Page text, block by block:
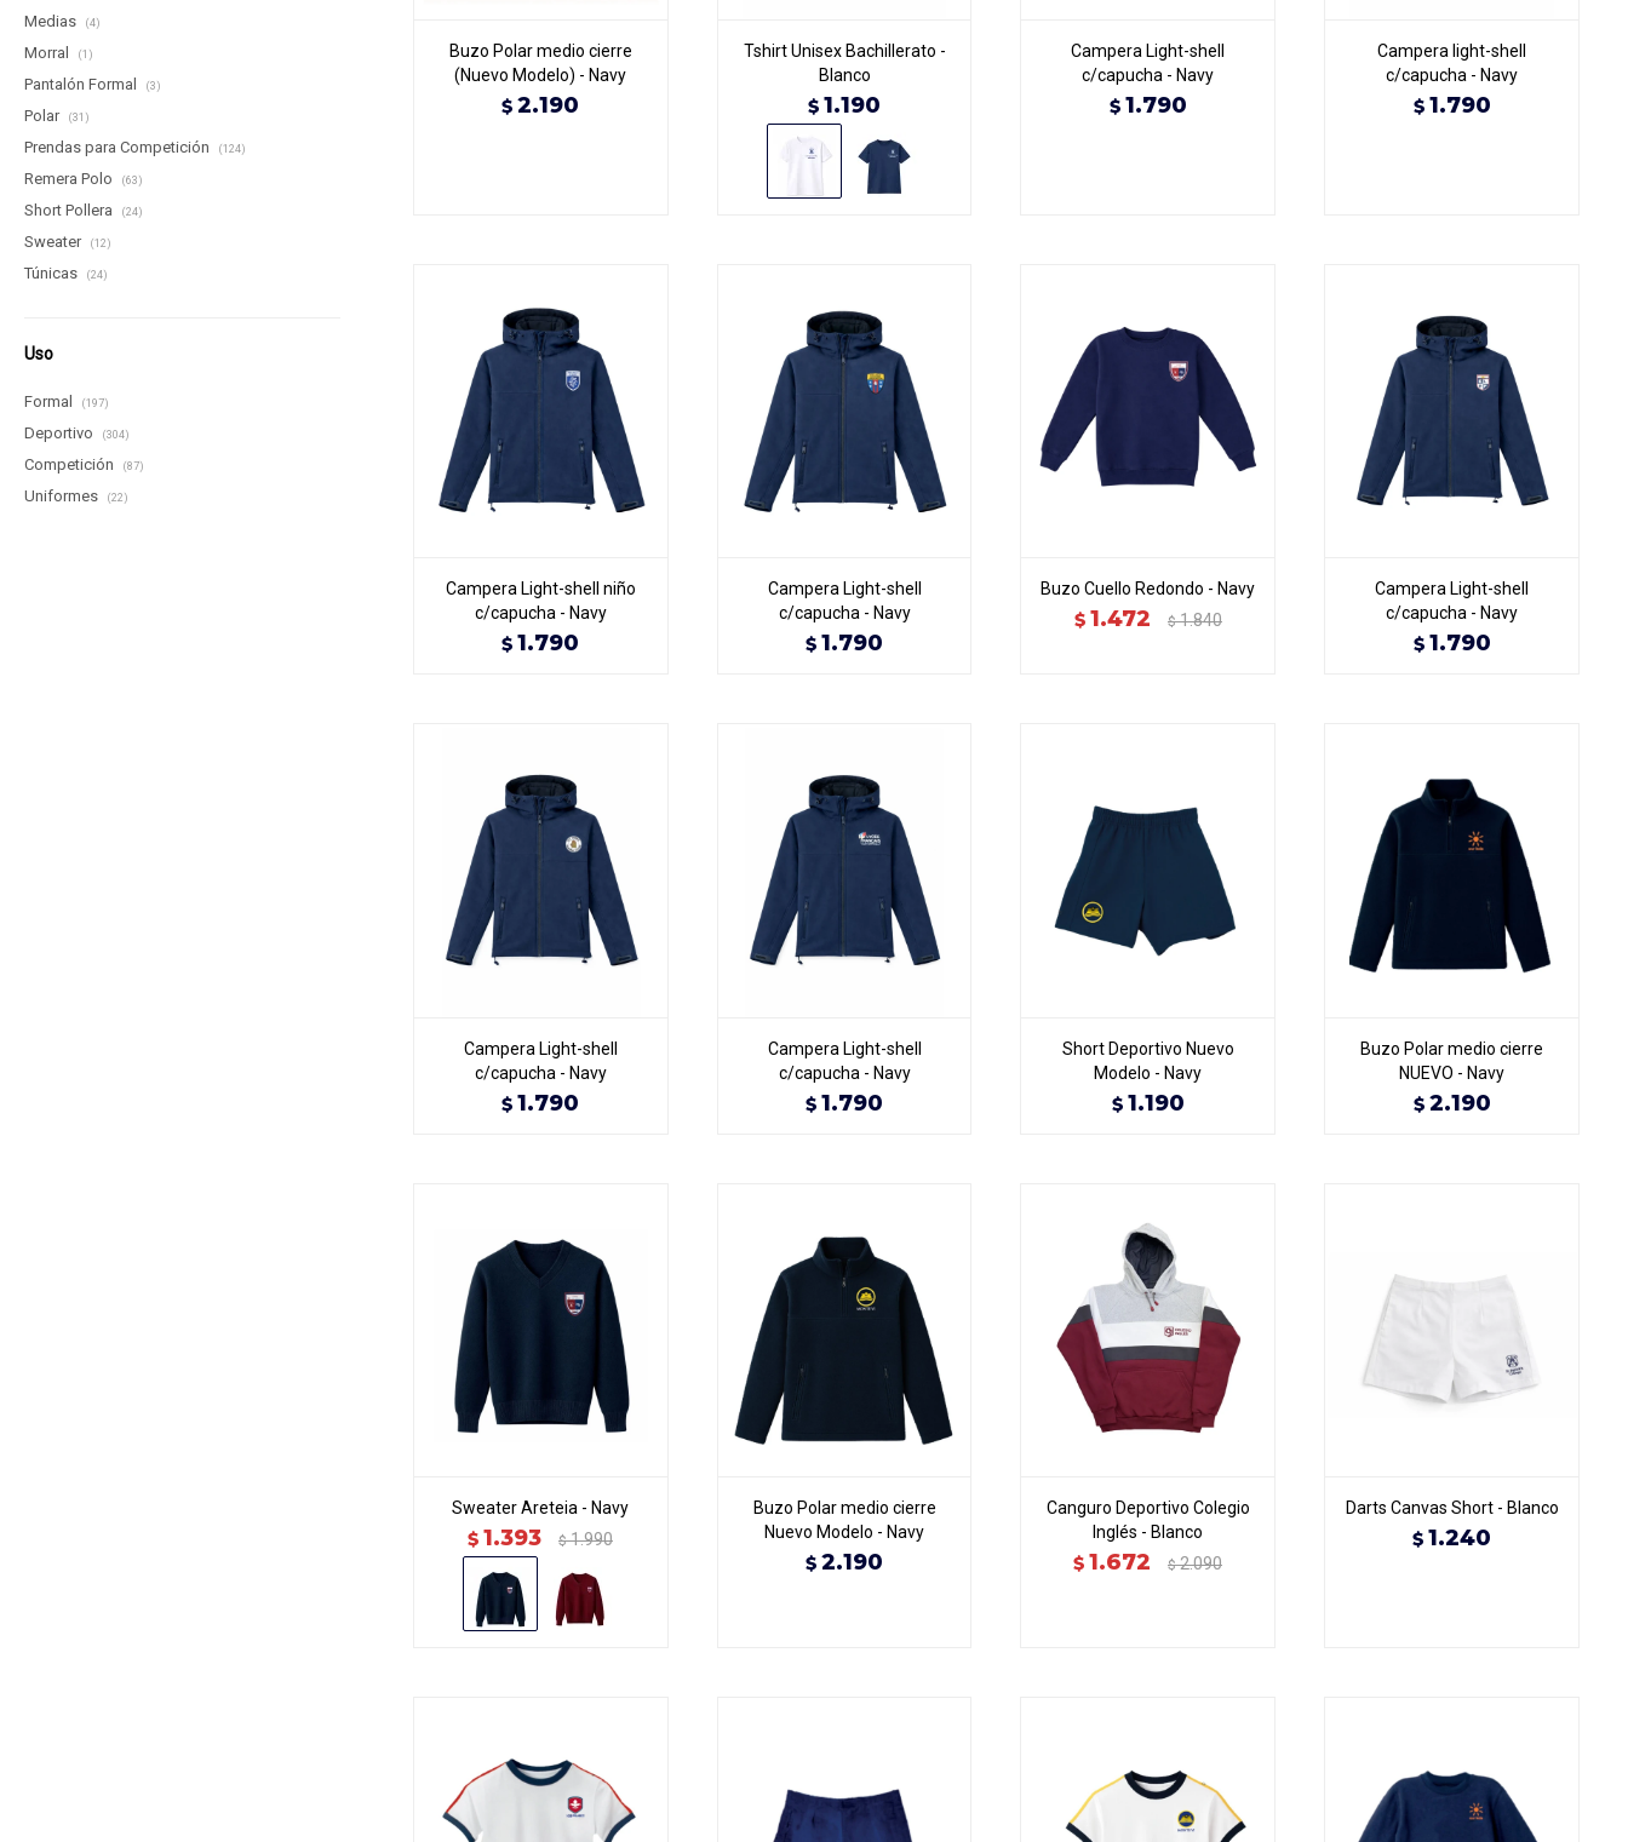
Buzo Polar medio cierre
(Nuevo Modelo) - Navy
$ 2.190
Tshirt Unisex Bachillerato -
Blanco
$ 1.190
Campera Light-shell
c/capucha - Navy
$ 1.790
Campera light-shell
c/capucha - Navy
$ 1.790
Campera Light-shell niño
c/capucha - Navy
$ 1.790
Campera Light-shell
c/capucha - Navy
$ 1.790
Buzo Cuello Redondo - Navy
$ 1.472 $ 1.840
Campera Light-shell
c/capucha - Navy
$ 1.790
Campera Light-shell
c/capucha - Navy
$ 1.790
Campera Light-shell
c/capucha - Navy
$ 1.790
Short Deportivo Nuevo
Modelo - Navy
$ 1.190
Buzo Polar medio cierre
NUEVO - Navy
$ 2.190
Sweater Areteia - Navy
$ 1.393 $ 1.990
Buzo Polar medio cierre
Nuevo Modelo - Navy
$ 2.190
Canguro Deportivo Colegio
Inglés - Blanco
$ 1.672 $ 2.090
Darts Canvas Short - Blanco
$ 1.240
Medias (4)
Morral (1)
Pantalón Formal (3)
Polar (31)
Prendas para Competición (124)
Remera Polo (63)
Short Pollera (24)
Sweater (12)
Túnicas (24)
Uso
Formal (197)
Deportivo (304)
Competición (87)
Uniformes (22)